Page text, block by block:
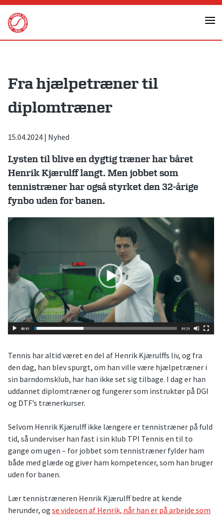
Skip
content
Fra hjælpetræner til
diplomtræner
15.04.2024 | Nyhed
Lysten til blive en dygtig træner har båret
Henrik Kjærulff langt. Men jobbet som
tennistræner har også styrket den 32-årige
fynbo uden for banen.
Tennis har altid været en del af Henrik Kjærulffs liv, og fra
den dag, han blev spurgt, om han ville være hjælpetræner i
sin barndomsklub, har han ikke set sig tilbage. I dag er han
uddannet diplomtræner og fungerer som instruktør på DGI
og DTF’s trænerkurser.
Selvom Henrik Kjærulff ikke længere er tennistræner på fuld
tid, så underviser han fast i sin klub TPI Tennis en til to
gange om ugen – for jobbet som tennistræner fylder ham
både med glæde og giver ham kompetencer, som han bruger
uden for banen.
Lær tennistræneren Henrik Kjærulff bedre at kende
herunder, og se videoen af Henrik, når han er på arbejde som